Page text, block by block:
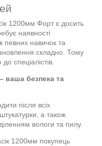
1200мм Форт є досить
наявності
певних навичок та
складно. Тому
спеціалістів.
ваша безпека та
після всіх
а також
вологи та пилу.
1200мм покупець